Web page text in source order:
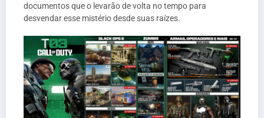
documentos que o levarão de volta no tempo para
desvendar esse mistério desde suas raízes.